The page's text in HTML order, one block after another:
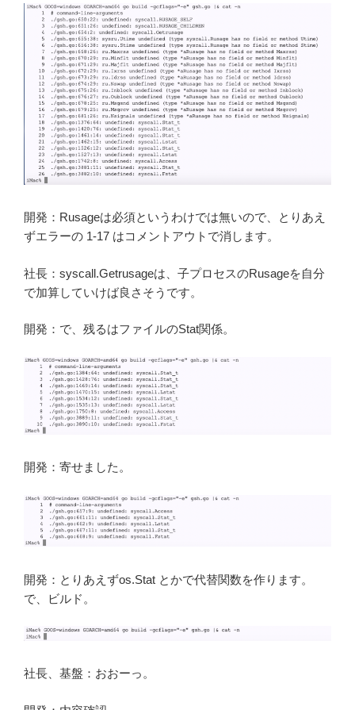
開発：Rusageは必須というわけでは無いので、とりあえ
ずエラーの 1-17 はコメントアウトで消します。
社長：syscall.Getrusageは、子プロセスのRusageを自分
で加算していけば良さそうです。
開発：で、残るはファイルのStat関係。
開発：寄せました。
開発：とりあえずos.Stat とかで代替関数を作ります。
で、ビルド。
社長、基盤：おおーっ。